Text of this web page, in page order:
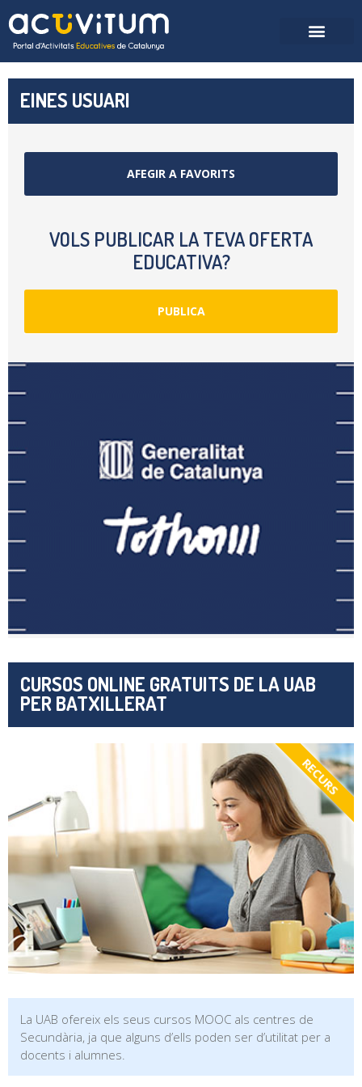
EINES USUARI
AFEGIR A FAVORITS
VOLS PUBLICAR LA TEVA OFERTA
EDUCATIVA?
PUBLICA
CURSOS ONLINE GRATUITS DE LA UAB
PER BATXILLERAT
RECURS
La UAB ofereix els seus cursos MOOC als centres de
Secundària, ja que alguns d’ells poden ser d’utilitat per a
docents i alumnes.